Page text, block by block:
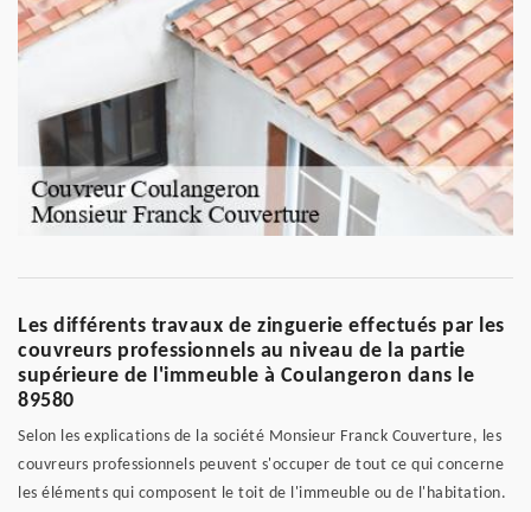
Les différents travaux de zinguerie effectués par les
couvreurs professionnels au niveau de la partie
supérieure de l'immeuble à Coulangeron dans le
89580
Selon les explications de la société Monsieur Franck Couverture, les
couvreurs professionnels peuvent s'occuper de tout ce qui concerne
les éléments qui composent le toit de l'immeuble ou de l'habitation.